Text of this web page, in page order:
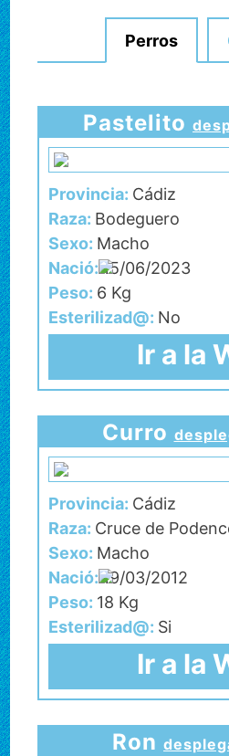
Perros
Pastelito
Provincia: Cádiz
Raza: Bodeguero
Sexo: Macho
Nació:15/06/2023
Peso: 6 Kg
Esterilizad@: No
Ir a la
Curro
Provincia: Cádiz
Raza: Cruce de
Sexo: Macho
Nació:19/03/2012
Peso: 18 Kg
Esterilizad@: Si
Ir a la
Ron